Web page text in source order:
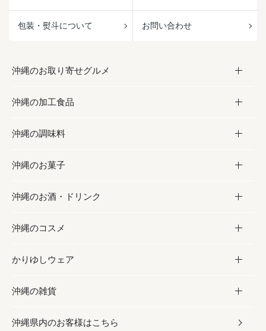
包装・熨斗について お問い合わせ
沖縄のお取り寄せグルメ
お取り寄せグルメ
フルーツ・野菜
お肉
海産物
沖縄の加工食品
加工食品
缶詰／パウチ
沖縄料理
沖縄そば／乾麺
レトルト食品
乾物／粉類
沖縄の調味料
調味料
砂糖／黒砂糖
塩
お酢／ドレッシング
しょうゆ
みそ
沖縄のお菓子
お菓子
黒糖
ちんすこう
伝統菓子
スナック
沖縄のお酒・ドリンク
お酒・ドリンク
泡盛
ビール・チューハイ
ワイン・ウィスキー・カクテル
沖縄のコスメ
コスメ
スキンケア
ボディケア
かりゆしウェア
かりゆしウェア
メンズ
沖縄の雑貨
雑貨
沖縄県内のお客様はこちら